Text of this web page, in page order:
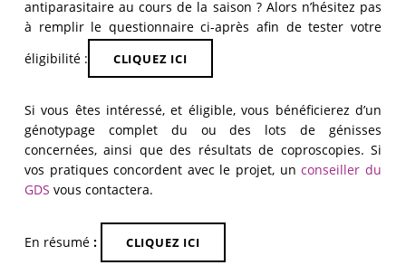
antiparasitaire au cours de la saison ? Alors n’hésitez pas
à remplir le questionnaire ci-après afin de tester votre
éligibilité :
CLIQUEZ ICI
Si vous êtes intéressé, et éligible, vous bénéficierez d’un
génotypage complet du ou des lots de génisses
concernées, ainsi que des résultats de coproscopies. Si
vos pratiques concordent avec le projet, unconseiller du
GDS vous contactera.
En résumé : CLIQUEZ ICI